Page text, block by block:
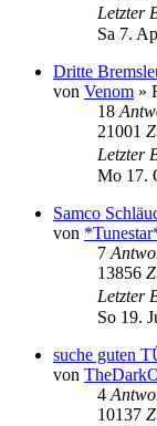
Letzter
Sa 7.
Dritte
von Venom »
18
21001
Letzter
Mo 17.
Samco
von
7
13856
Letzter
So 19.
suche guten
von
4
10137